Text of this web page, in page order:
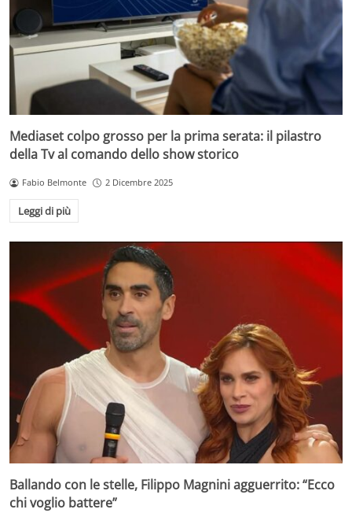
Mediaset colpo grosso per la prima serata: il pilastro
della Tv al comando dello show storico
Fabio Belmonte 2 Dicembre 2025
Leggi di più
Ballando con le stelle, Filippo Magnini agguerrito: “Ecco
chi voglio battere”